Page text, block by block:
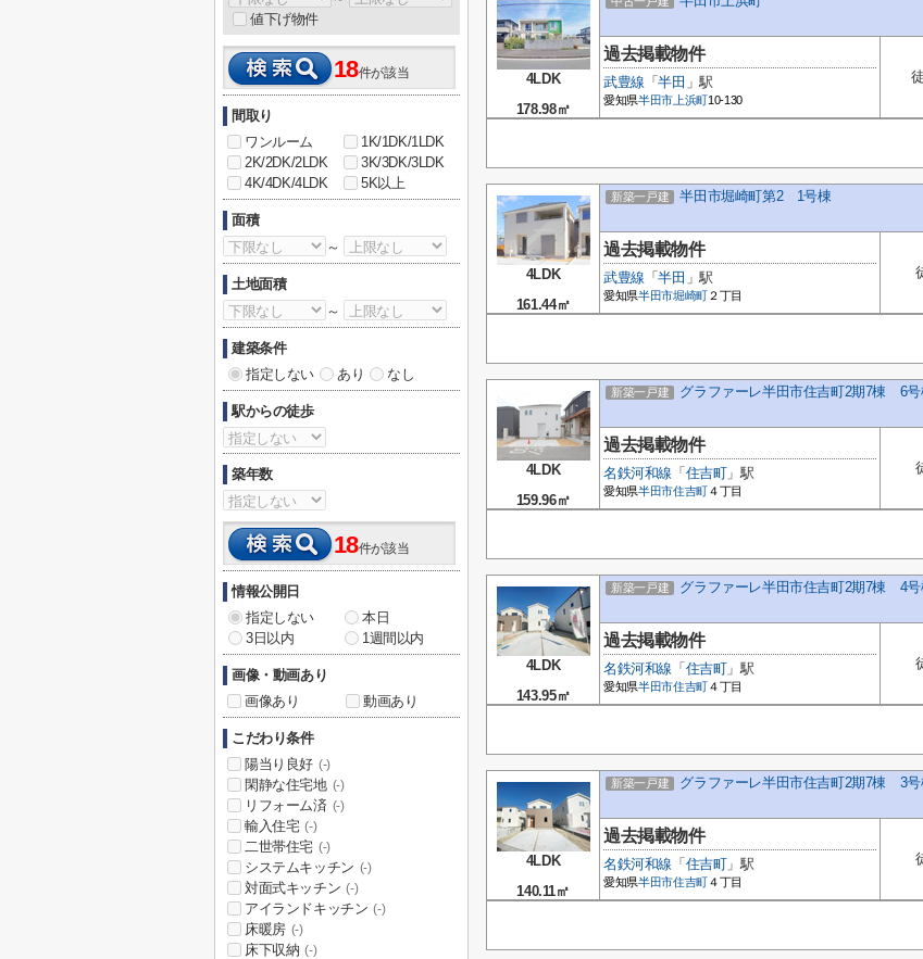
4LDK
178.98㎡
過去掲載物件
武豊線 「半田 」駅
愛知県半田市上浜町10-130
4LDK
161.44㎡
新築一戸建 半田市堀崎町第2 1号棟
過去掲載物件
武豊線 「半田 」駅
愛知県半田市堀崎町 ２丁目
4LDK
159.96㎡
新築一戸建 グラファーレ半田市住吉町2期7棟 6号
過去掲載物件
名鉄河和線 「 住吉町」駅
愛知県半田市住吉町 ４丁目
4LDK
143.95㎡
新築一戸建 グラファーレ半田市住吉町2期7棟 4号
過去掲載物件
名鉄河和線 「 住吉町」駅
愛知県半田市住吉町 ４丁目
4LDK
140.11㎡
新築一戸建 グラファーレ半田市住吉町2期7棟 3号
過去掲載物件
名鉄河和線 「 住吉町」駅
愛知県半田市住吉町 ４丁目
値下げ物件
18件が該当
間取り
ワンルーム
1K/1DK/1LDK
2K/2DK/2LDK
3K/3DK/3LDK
4K/4DK/4LDK
5K以上
面積
～
土地面積
～
建築条件
指定しない
あり なし
駅からの徒歩
築年数
18件が該当
情報公開日
指定しない
本日
3日以内
1週間以内
画像・動画あり
画像あり
動画あり
こだわり条件
陽当り良好 (-)
閑静な住宅地 (-)
リフォーム済 (-)
輸入住宅 (-)
二世帯住宅 (-)
システムキッチン (-)
対面式キッチン (-)
アイランドキッチン (-)
床暖房 (-)
床下収納 (-)